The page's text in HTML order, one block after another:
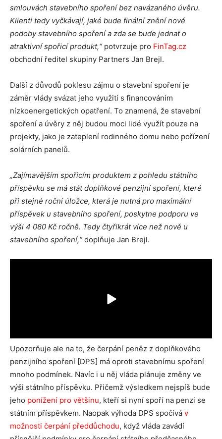
smlouvách stavebního spoření bez navázaného úvěru.
Klienti tedy vyčkávají, jaké bude finální znění nové
podoby stavebního spoření a zda se bude jednat o
atraktivní spořicí produkt,“potvrzuje pro FinTag.cz
obchodní ředitel skupiny Partners Jan Brejl.
Další z důvodů poklesu zájmu o stavební spoření je
záměr vlády svázat jeho využití s financováním
nízkoenergetických opatření. To znamená, že stavební
spoření a úvěry z něj budou moci lidé využít pouze na
projekty, jako je zateplení rodinného domu nebo pořízení
solárních panelů.
„Zajímavějším spořicím produktem z pohledu státního
příspěvku se má stát doplňkové penzijní spoření, které
při stejné roční úložce, která je nutná pro maximální
příspěvek u stavebního spoření, poskytne podporu ve
výši 4 080 Kč ročně. Tedy čtyřikrát více než nově u
stavebního spoření,“doplňuje Jan Brejl.
Upozorňuje ale na to, že čerpání peněz z doplňkového
penzijního spoření [DPS] má oproti stavebnímu spoření
mnoho podmínek. Navíc i u něj vláda plánuje změny ve
výši státního příspěvku. Přičemž výsledkem nejspíš bude
jeho ponížení pro většinu, kteří si nyní spoří na penzi se
státním příspěvkem. Naopak výhoda DPS spočívá v
možnosti čerpání předdůchodu, když vláda zavádí